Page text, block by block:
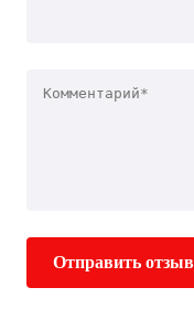
Отправить отзыв